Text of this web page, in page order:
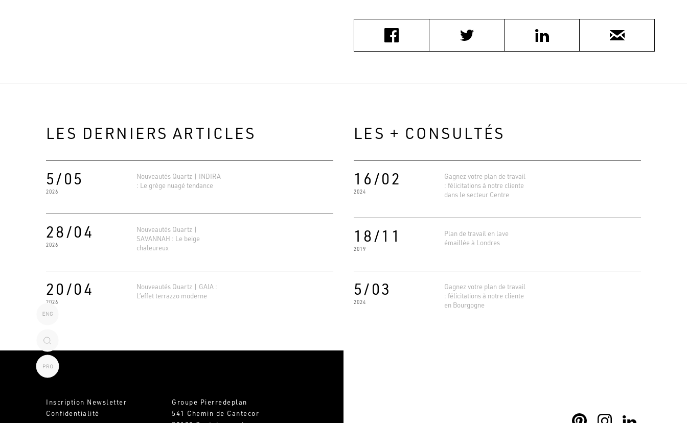
LES DERNIERS ARTICLES
5/05
2026
Nouveautés Quartz | INDIRA
: Le grège nuagé tendance
28/04
2026
Nouveautés Quartz |
SAVANNAH : Le beige
chaleureux
20/04
2026
Nouveautés Quartz | GAIA :
L’effet terrazzo moderne
LES + CONSULTÉS
16/02
2024
Gagnez votre plan de travail
: félicitations à notre cliente
dans le secteur Centre
18/11
2019
Plan de travail en lave
émaillée à Londres
5/03
2024
Gagnez votre plan de travail
: félicitations à notre cliente
en Bourgogne
Inscription Newsletter
Confidentialité
Groupe Pierredeplan
541 Chemin de Cantecor